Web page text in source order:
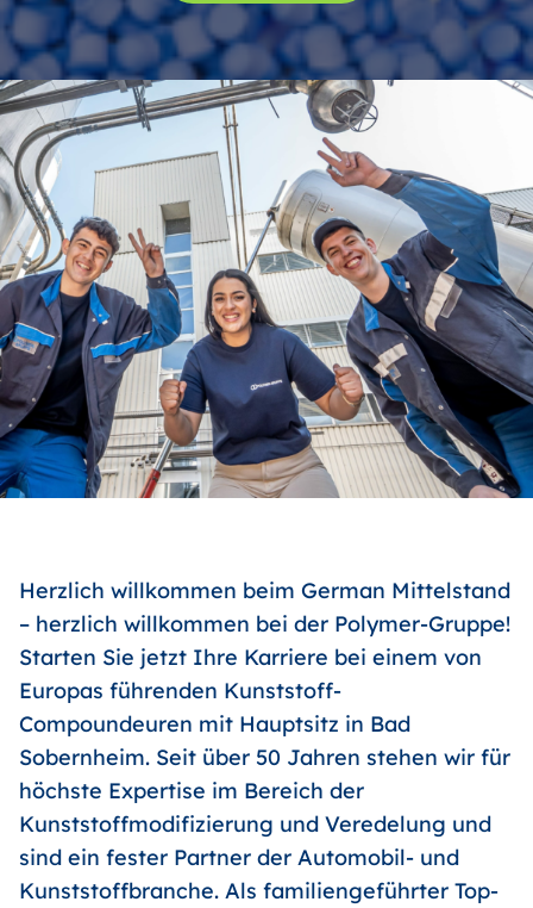
Herzlich willkommen beim German Mittelstand
– herzlich willkommen bei der Polymer-Gruppe!
Starten Sie jetzt Ihre Karriere bei einem von
Europas führenden Kunststoff-
Compoundeuren mit Hauptsitz in Bad
Sobernheim. Seit über 50 Jahren stehen wir für
höchste Expertise im Bereich der
Kunststoffmodifizierung und Veredelung und
sind ein fester Partner der Automobil- und
Kunststoffbranche. Als familiengeführter Top-